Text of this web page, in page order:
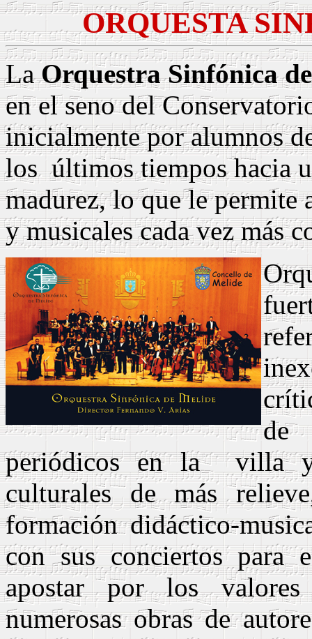
ORQUESTA
LaOrquestra Sinfónica
en el seno del
inicialmente por alumnos
los últimos tiempos hacia
madurez, lo que le permite
y musicales cada vez más
de
periódicos en la
villa
culturales de más
formación didáctico-
con sus conciertos para
apostar por los valores
numerosas obras de